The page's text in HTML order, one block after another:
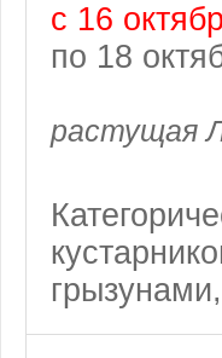
с 16
по 18
растущая